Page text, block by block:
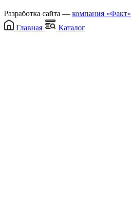
Разработка сайта — компания «Факт»
Главная
Каталог